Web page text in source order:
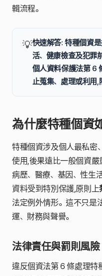
輯流程。
💡快速解答: 特種個資
活、健康檢查及犯罪
個人資料保護法第 6
止蒐集、處理或利用,
為什麼特種個資
特種個資涉及個人最私密
使用,後果遠比一般個資
病歷、醫療、基因、性生
資料受到特別保護,原則上
法定例外情形。這不只是
運、財務與聲譽。
法律責任與罰則風險
違反個資法第 6 條處理特